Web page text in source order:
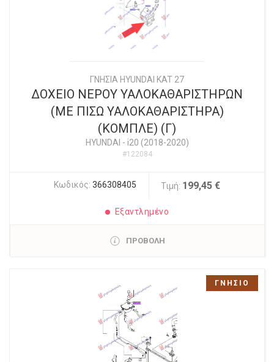
ΓΝΗΣΙΑ HYUNDAI KAT 27
ΔΟΧΕΙΟ ΝΕΡΟΥ ΥΑΛΟΚΑΘΑΡΙΣΤΗΡΩΝ
(ΜΕ ΠΙΣΩ ΥΑΛΟΚΑΘΑΡΙΣΤΗΡΑ)
(ΚΟΜΠΛΕ) (Γ)
HYUNDAI - i20 (2018-2020)
#122084
Κωδικός: 366308405 Τιμή: 199,45 €
Εξαντλημένο
ΠΡΟΒΟΛΗ
ΓΝΗΣΙΟ